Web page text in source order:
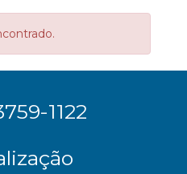
1122